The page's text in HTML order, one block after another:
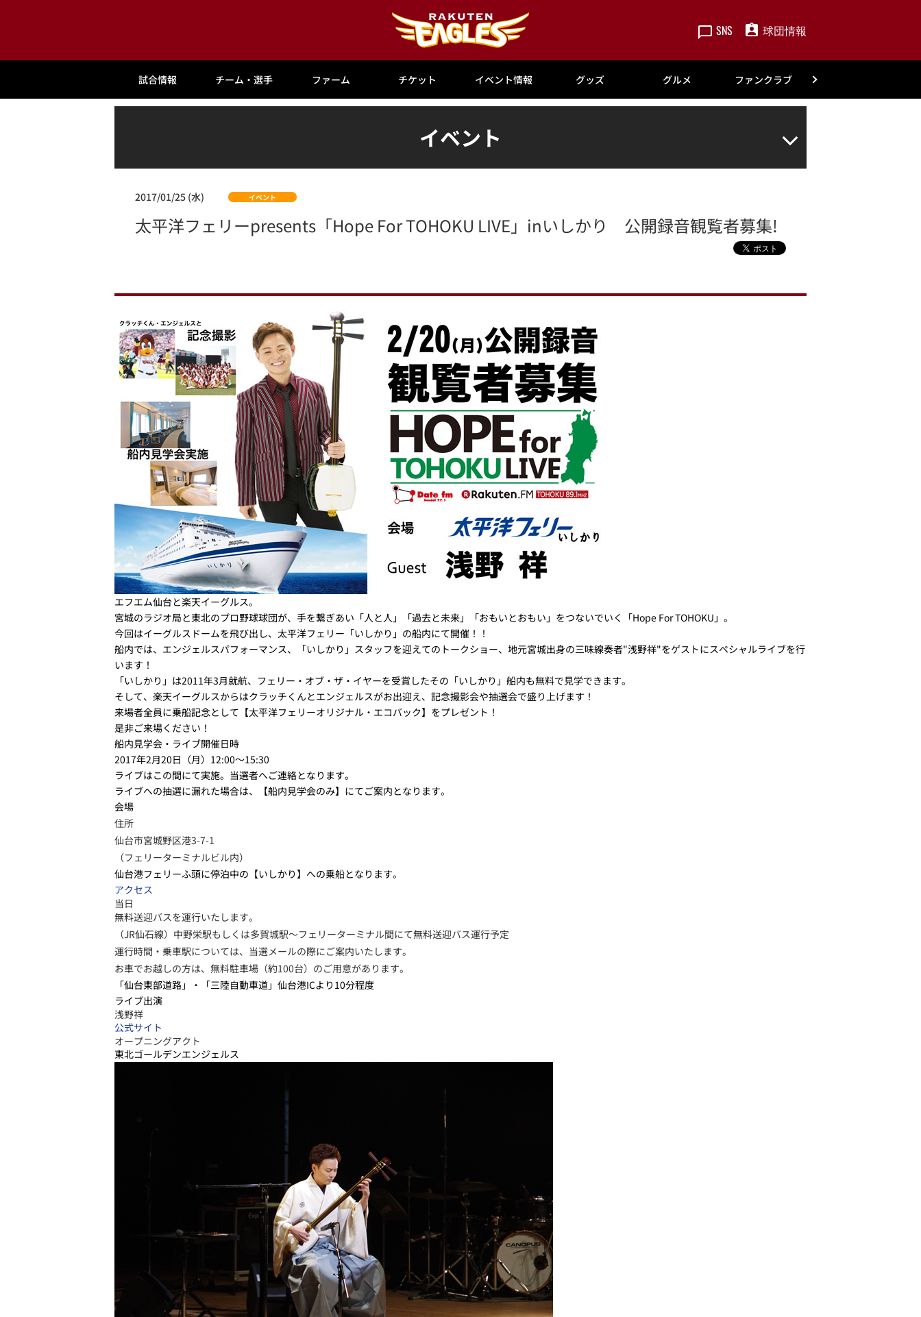
SNS 球団情報
試合情報 チーム・選手 ファーム チケット イベント情報 グッズ グルメ ファンクラブ
イベント
2017/01/25 (水) イベント
太平洋フェリーpresents「Hope For TOHOKU LIVE」inいしかり 公開録音観覧者募集!
エフエム仙台と楽天イーグルス。
宮城のラジオ局と東北のプロ野球球団が、手を繋ぎあい「人と人」「過去と未来」「おもいとおもい」をつないでいく「Hope For TOHOKU」。
今回はイーグルスドームを飛び出し、太平洋フェリー「いしかり」の船内にて開催！！
船内では、エンジェルスパフォーマンス、「いしかり」スタッフを迎えてのトークショー、地元宮城出身の三味線奏者"浅野祥"をゲストにスペシャルライブを行
います！
「いしかり」は2011年3月就航、フェリー・オブ・ザ・イヤーを受賞したその「いしかり」船内も無料で見学できます。
そして、楽天イーグルスからはクラッチくんとエンジェルスがお出迎え、記念撮影会や抽選会で盛り上げます！
来場者全員に乗船記念として【太平洋フェリーオリジナル・エコバック】をプレゼント！
是非ご来場ください！
船内見学会・ライブ開催日時
2017年2月20日（月）12:00～15:30
ライブはこの間にて実施。当選者へご連絡となります。
ライブへの抽選に漏れた場合は、【船内見学会のみ】にてご案内となります。
会場
住所
仙台市宮城野区港3-7-1
（フェリーターミナルビル内）
仙台港フェリーふ頭に停泊中の【いしかり】への乗船となります。
アクセス
当日
無料送迎バスを運行いたします。
（JR仙石線）中野栄駅もしくは多賀城駅～フェリーターミナル間にて無料送迎バス運行予定
運行時間・乗車駅については、当選メールの際にご案内いたします。
お車でお越しの方は、無料駐車場（約100台）のご用意があります。
「仙台東部道路」・「三陸自動車道」仙台港ICより10分程度
ライブ出演
浅野祥
公式サイト
オープニングアクト
東北ゴールデンエンジェルス